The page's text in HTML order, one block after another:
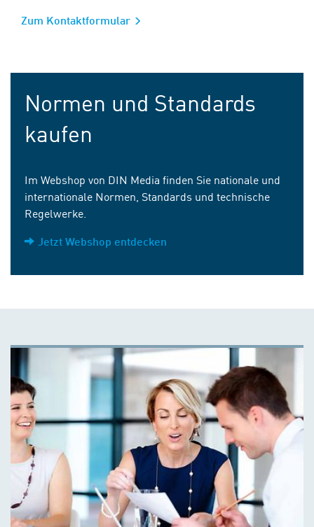
Zum Kontaktformular
Normen und Standards
kaufen
Im Webshop von DIN Media finden Sie nationale und
internationale Normen, Standards und technische
Regelwerke.
Jetzt Webshop entdecken